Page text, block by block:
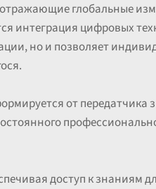
глобальные
интеграция цифровых
но и позволяет
от передатчика
доступ к знаниям